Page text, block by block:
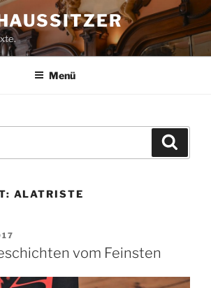
Menü
ALATRISTE
vom Feinsten